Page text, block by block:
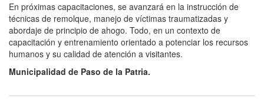
En próximas capacitaciones, se avanzará en la instrucción de
técnicas de remolque, manejo de víctimas traumatizadas y
abordaje de principio de ahogo. Todo, en un contexto de
capacitación y entrenamiento orientado a potenciar los recursos
humanos y su calidad de atención a visitantes.
Municipalidad de Paso de la Patria.